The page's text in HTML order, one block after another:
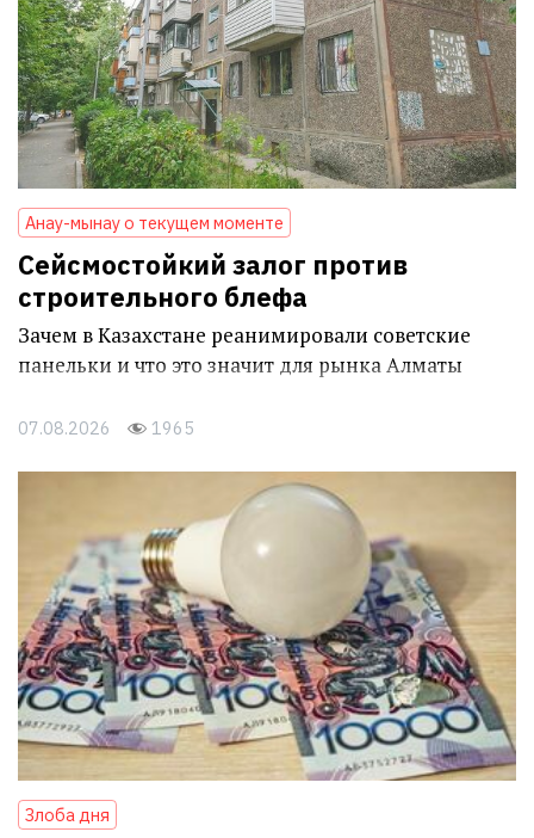
Анау-мынау о текущем моменте
Сейсмостойкий залог против
строительного блефа
Зачем в Казахстане реанимировали советские
панельки и что это значит для рынка Алматы
07.08.2026 1965
Злоба дня